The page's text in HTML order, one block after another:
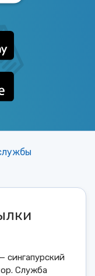
сингапурский
Служба